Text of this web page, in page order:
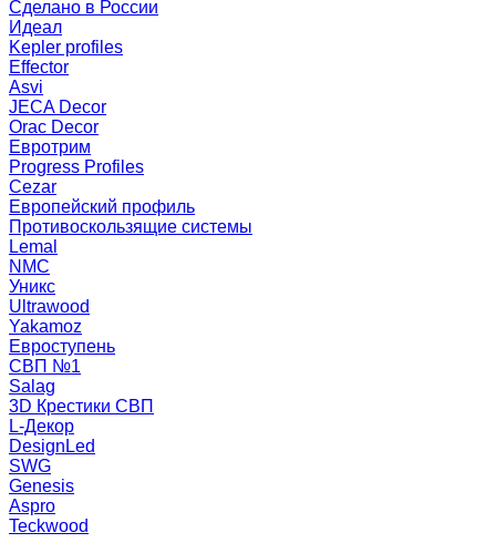
Сделано в России
Идеал
Kepler profiles
Effector
Asvi
JECA Decor
Orac Decor
Евротрим
Progress Profiles
Cezar
Европейский профиль
Противоскользящие системы
Lemal
NMC
Уникс
Ultrawood
Yakamoz
Евроступень
СВП №1
Salag
3D Крестики СВП
L-Декор
DesignLed
SWG
Genesis
Aspro
Teckwood